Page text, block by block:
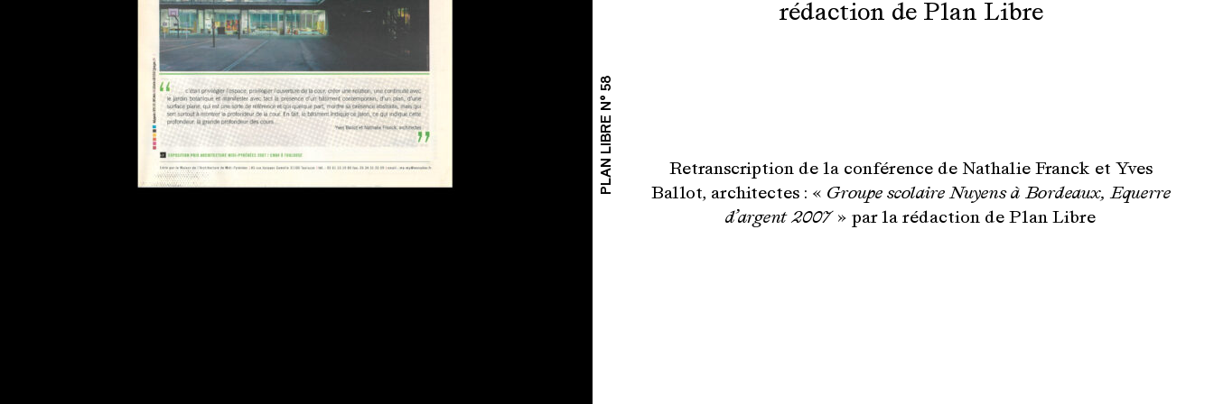
rédaction de Plan Libre
Retranscription de la conférence de Nathalie Franck et Yves
Ballot, architectes : « Groupe scolaire Nuyens à Bordeaux, Equerre
d’argent 2007 » par la rédaction de Plan Libre
PLAN LIBRE N° 58